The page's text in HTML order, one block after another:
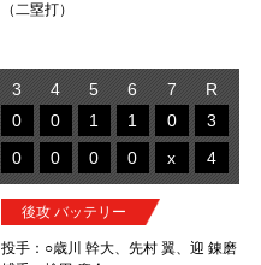
（二塁打）
3 4 5 6 7
R
0 0 1 1 0
3
0 0 0 0 x 4
後攻 バッテリー
投手：○歳川 幹大、先村 翼、迎 錬磨